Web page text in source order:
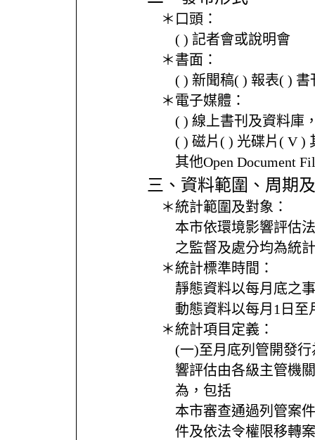
＊口頭：
( ) 記者會或說明會
＊書面：
( ) 新聞稿( ) 報表( ) 書
＊電子媒體：
( ) 線上書刊及資料庫
( ) 磁片( ) 光碟片( V )
其他Open Document
三、資料範圍、周期
＊統計範圍及對象：
本市依環境影響評估
之監督及處分均為統
＊統計標準時間：
靜態資料以每月底之
動態資料以每月1日至
＊統計項目定義：
(一)至月底列管開發
響評估由各級主管機
為，包括
本市審查通過列管案
件及依法令權限移轉案